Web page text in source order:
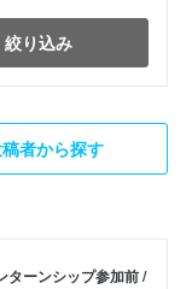
絞り込み
者から探す
ターンシップ参加前 /